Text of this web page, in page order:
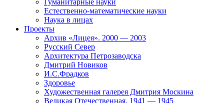
Гуманитарные науки
Естественно-математические науки
Наука в лицах
Проекты
Архив «Лицея». 2000 — 2003
Русский Север
Архитектура Петрозаводска
Дмитрий Новиков
И.С.Фрадков
Здоровье
Художественная галерея Дмитрия Москина
Великая Отечественная. 1941 — 1945